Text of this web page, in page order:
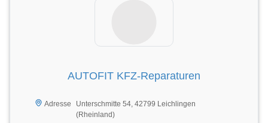
AUTOFIT KFZ-Reparaturen
Adresse
Unterschmitte 54, 42799 Leichlingen
(Rheinland)